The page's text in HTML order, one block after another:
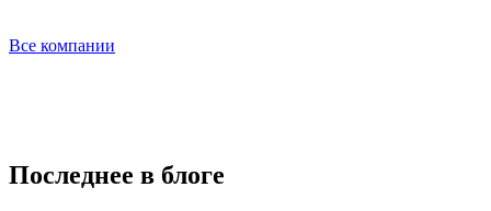
Все компании
Последнее в блоге